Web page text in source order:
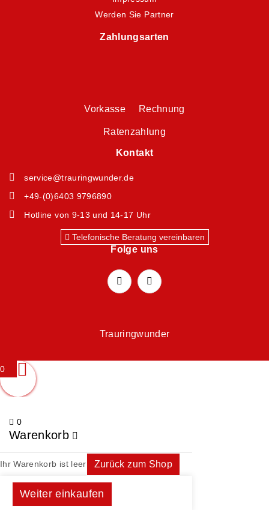
Werden Sie Partner
Zahlungsarten
Vorkasse Rechnung
Ratenzahlung
Kontakt
service@trauringwunder.de
+49-(0)6403 9796890
Hotline von 9-13 und 14-17 Uhr
Telefonische Beratung vereinbaren
Folge uns
Trauringwunder
0
0
Warenkorb
Ihr Warenkorb ist leer Zurück zum Shop
Weiter einkaufen